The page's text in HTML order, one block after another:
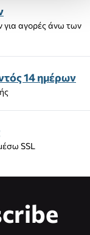
αγορές άνω των
14 ημέρων
SSL